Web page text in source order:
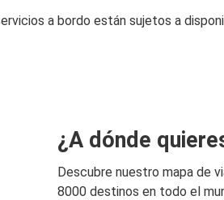
a bordo están sujetos a
¿A dónde
Descubre nuestro mapa de
8000 destinos en todo el